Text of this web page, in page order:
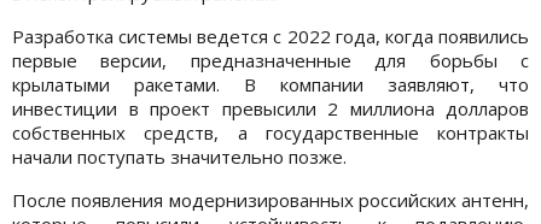
Разработка системы ведется с 2022 года, когда появились
первые версии, предназначенные для борьбы с
крылатыми ракетами. В компании заявляют, что
инвестиции в проект превысили 2 миллиона долларов
собственных средств, а государственные контракты
начали поступать значительно позже.
После появления модернизированных российских антенн,